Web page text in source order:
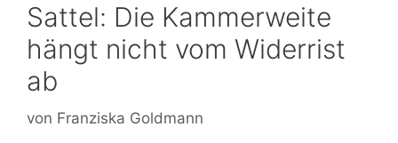
Sattel: Die Kammerweite
hängt nicht vom Widerrist
ab
von Franziska Goldmann